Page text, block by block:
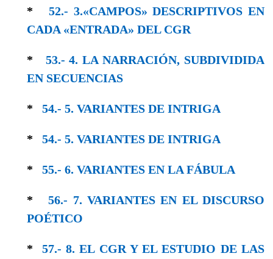
* 52.- 3.«CAMPOS» DESCRIPTIVOS EN
CADA «ENTRADA» DEL CGR
* 53.- 4. LA NARRACIÓN, SUBDIVIDIDA
EN SECUENCIAS
* 54.- 5. VARIANTES DE INTRIGA
* 54.- 5. VARIANTES DE INTRIGA
* 55.- 6. VARIANTES EN LΑ FÁBULA
*56.- 7. VARIANTES EN EL DISCURSO
POÉTICO
* 57.- 8. EL CGR Y EL ESTUDIO DE LAS